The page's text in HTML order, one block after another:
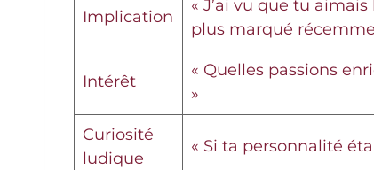
Implication
« J’ai vu que tu
plus marqué
Intérêt
« Quelles passions
»
Curiosité
ludique
« Si ta personnalité